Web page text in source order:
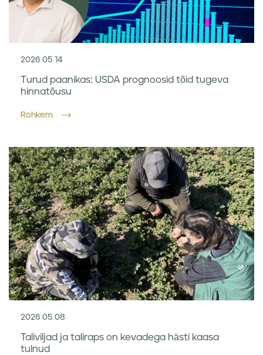
2026 05 14
Turud paanikas: USDA prognoosid tõid tugeva
hinnatõusu
Rohkem
2026 05 08
Taliviljad ja taliraps on kevadega hästi kaasa
tulnud